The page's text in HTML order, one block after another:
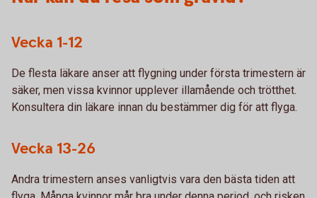
Vecka 1-12
De flesta läkare anser att flygning under första trimestern är
säker, men vissa kvinnor upplever illamående och trötthet.
Konsultera din läkare innan du bestämmer dig för att flyga.
Vecka 13-26
Andra trimestern anses vanligtvis vara den bästa tiden att